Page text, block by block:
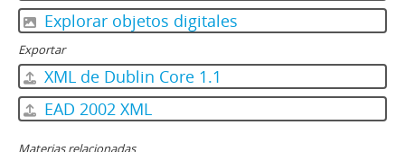
Explorar objetos digitales
Exportar
XML de Dublin Core 1.1
EAD 2002 XML
Materias relacionadas